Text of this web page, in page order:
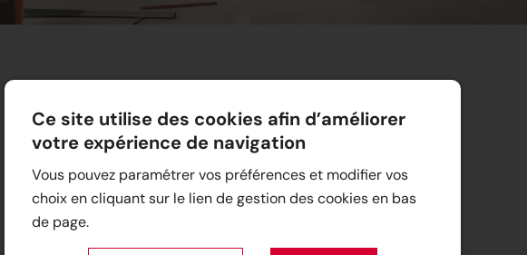
Ce site utilise des cookies afin d’améliorer
votre expérience de navigation
Vous pouvez paramétrer vos préférences et modifier vos
choix en cliquant sur le lien de gestion des cookies en bas
de page.